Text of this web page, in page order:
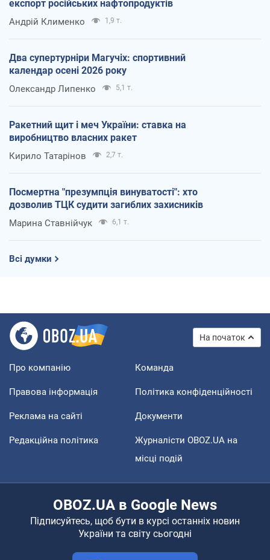
експорт російських нафтопродуктів
Андрій Клименко 1,9 т.
Два супертурніри Магучіх: спортивний
календар осені 2026 року
Олександр Липенко 5,1 т.
Ракетний щит і меч України: ставка на
виробництво власних ракет
Кирило Татарінов 2,7 т.
Посмертна "презумпція винуватості": хто
дозволив ТЦК судити загиблих захисників
Марина Ставнійчук 6,1 т.
Всі думки
На початок
Про компанію Команда
Правова інформація Політика конфіденційності
Реклама на сайті Документи
Редакційна політика
Журналісти OBOZ.UA на
місці подій
OBOZ.UA в Google News
Підписуйтесь, щоб бути в курсі останніх новин
України та світу сьогодні